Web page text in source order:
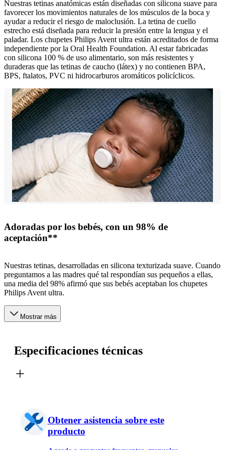
Nuestras tetinas anatómicas están diseñadas con silicona suave para
favorecer los movimientos naturales de los músculos de la boca y
ayudar a reducir el riesgo de maloclusión. La tetina de cuello
estrecho está diseñada para reducir la presión entre la lengua y el
paladar. Los chupetes Philips Avent ultra están acreditados de forma
independiente por la Oral Health Foundation. Al estar fabricadas
con silicona 100 % de uso alimentario, son más resistentes y
duraderas que las tetinas de caucho (látex) y no contienen BPA,
BPS, ftalatos, PVC ni hidrocarburos aromáticos policíclicos.
Adoradas por los bebés, con un 98% de
aceptación**
Nuestras tetinas, desarrolladas en silicona texturizada suave. Cuando
preguntamos a las madres qué tal respondían sus pequeños a ellas,
una media del 98% afirmó que sus bebés aceptaban los chupetes
Philips Avent ultra.
Mostrar más
Especificaciones técnicas
Obtener asistencia sobre este
producto